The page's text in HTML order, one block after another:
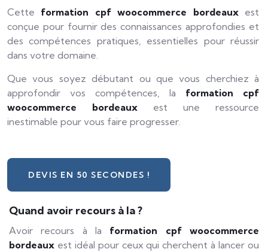
Cette formation cpf woocommerce bordeauxest
conçue pour fournir des connaissances approfondies et
des compétences pratiques, essentielles pour réussir
dans votre domaine.
Que vous soyez débutant ou que vous cherchiez à
approfondir vos compétences, la formation cpf
woocommerce bordeaux est une ressource
inestimable pour vous faire progresser.
DEVIS EN 50 SECONDES !
Quand avoir recours à la ?
Avoir recours à la formation cpf woocommerce
bordeaux est idéal pour ceux qui cherchent à lancer ou